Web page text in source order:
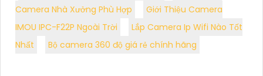
Camera Nhà Xưởng Phù Hợp
Giới Thiệu Camera
IMOU IPC-F22P Ngoài Trời
Lắp Camera Ip Wifi Nào Tốt
Nhất
Bộ camera 360 độ giá rẻ chính hãng